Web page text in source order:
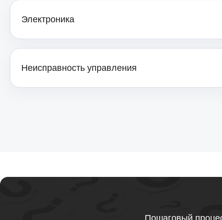
Ремонт электронных компонентов
Электроника
Неисправность управления
Пошаговый